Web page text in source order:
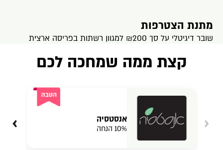
מתנת הצטרפות
שובר דיגיטלי על סך ₪200 למגוון רשתות בפריסה ארצית
קצת ממה שמחכה לכם
‹ אנסטסיה
10% הנחה ›